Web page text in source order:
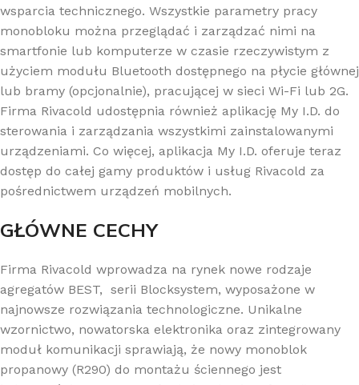
wsparcia technicznego. Wszystkie parametry pracy
monobloku można przeglądać i zarządzać nimi na
smartfonie lub komputerze w czasie rzeczywistym z
użyciem modułu Bluetooth dostępnego na płycie głównej
lub bramy (opcjonalnie), pracującej w sieci Wi-Fi lub 2G.
Firma Rivacold udostępnia również aplikację My I.D. do
sterowania i zarządzania wszystkimi zainstalowanymi
urządzeniami. Co więcej, aplikacja My I.D. oferuje teraz
dostęp do całej gamy produktów i usług Rivacold za
pośrednictwem urządzeń mobilnych.
GŁÓWNE CECHY
Firma Rivacold wprowadza na rynek nowe rodzaje
agregatów BEST, serii Blocksystem, wyposażone w
najnowsze rozwiązania technologiczne. Unikalne
wzornictwo, nowatorska elektronika oraz zintegrowany
moduł komunikacji sprawiają, że nowy monoblok
propanowy (R290) do montażu ściennego jest